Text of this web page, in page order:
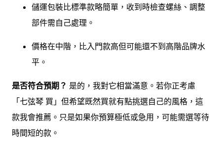
儲運包裝比標準款略簡單，收到時檢查螺絲、調整
部件需自己處理。
價格在中階，比入門款高但可能還不到高階品牌水
平。
是否符合預期？ 是的，我對它相當滿意。若你正考慮
「七弦琴 買」但希望既然買就有點挑選自己的風格，這
款我會推薦。只是如果你預算極低或急用，可能需選等待
時間短的款。